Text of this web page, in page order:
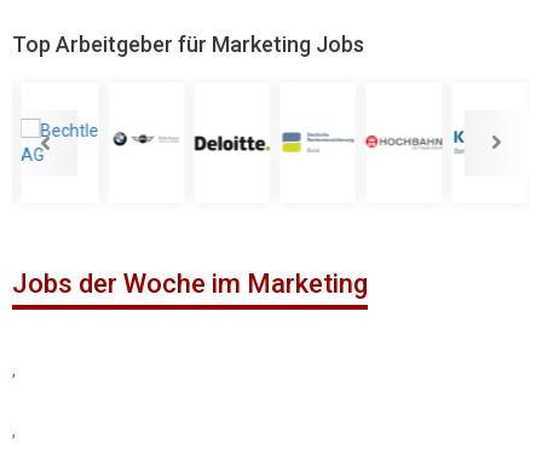
Top Arbeitgeber für Marketing Jobs
Jobs der Woche im Marketing
,
,